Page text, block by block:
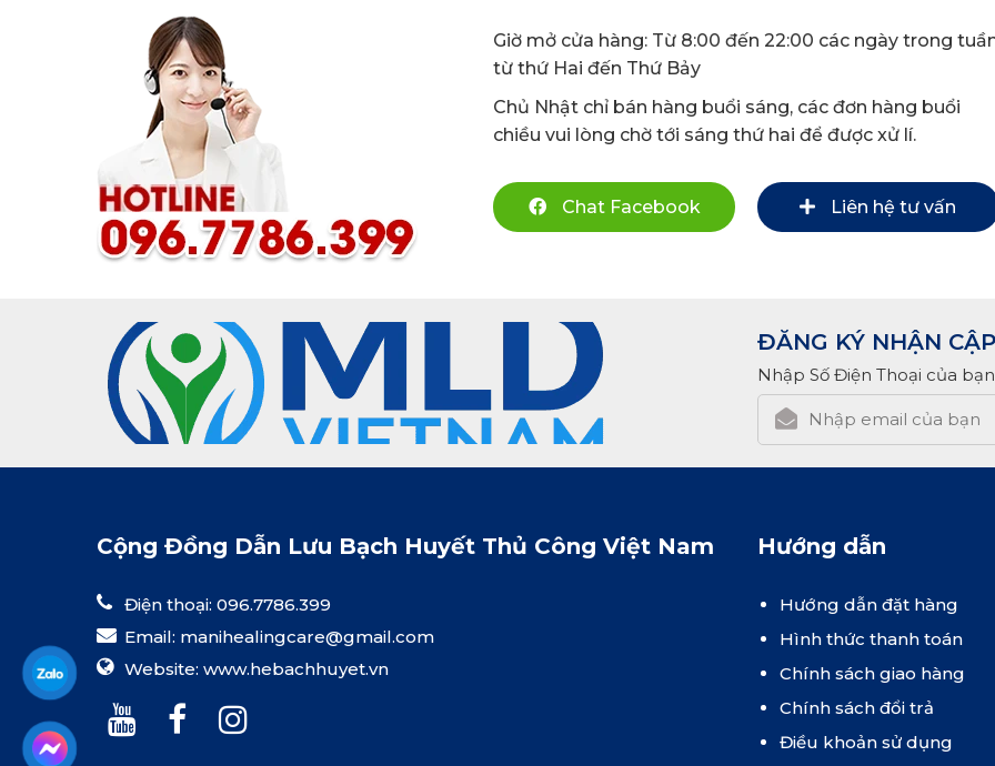
Giờ mở cửa hàng: Từ 8:00 đến 22:00 các ngày trong
từ thứ Hai đến Thứ Bảy
Chủ Nhật chỉ bán hàng buổi sáng, các đơn hàng buổi
chiều vui lòng chờ tới sáng thứ hai để được xử lí.
Chat Facebook Liên hệ tư vấn
ĐĂNG KÝ NHẬN
Nhập Số Điện Thoại của bạn
Cộng Đồng Dẫn Lưu Bạch Huyết Thủ Công Việt Nam
Điện thoại: 096.7786.399
Email: manihealingcare@gmail.com
Website: www.hebachhuyet.vn
Hướng dẫn
Hướng dẫn đặt hàng
Hình thức thanh toán
Chính sách giao hàng
Chính sách đổi trả
Điều khoản sử dụng